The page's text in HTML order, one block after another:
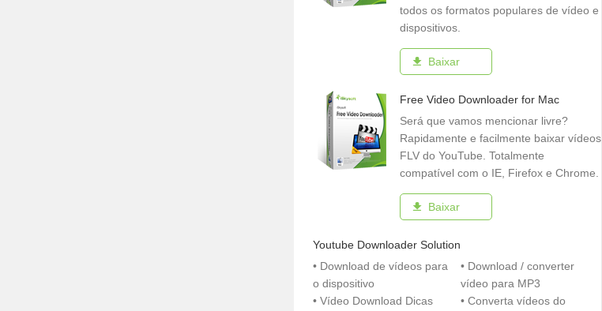
todos os formatos populares de vídeo e
dispositivos.
Baixar
Free Video Downloader for Mac
Será que vamos mencionar livre?
Rapidamente e facilmente baixar vídeos
FLV do YouTube. Totalmente
compatível com o IE, Firefox e Chrome.
Baixar
Youtube Downloader Solution
• Download de vídeos para
o dispositivo
• Vídeo Download Dicas
• Download / converter
vídeo para MP3
• Converta vídeos do